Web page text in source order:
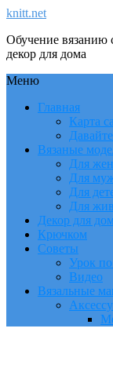
knitt.net
Обучение вязанию
декор для дома
Меню
Главная
Карта
Вязаные
Для
Для
Для
Для
Декор для
Крючком
Советы
Урок
Видео
Вязальные